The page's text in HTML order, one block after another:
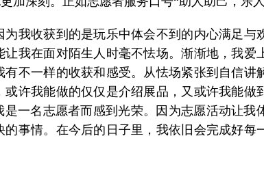
收获到的是玩乐中体会不到的内心满足与
我在面对陌生人时毫不怯场。渐渐地，我爱
不一样的收获和感受。从怯场紧张到自信讲
许我能做的仅仅是介绍展品，又或许我能做
一名志愿者而感到光荣。因为志愿活动让我
事情。在今后的日子里，我依旧会完成好每